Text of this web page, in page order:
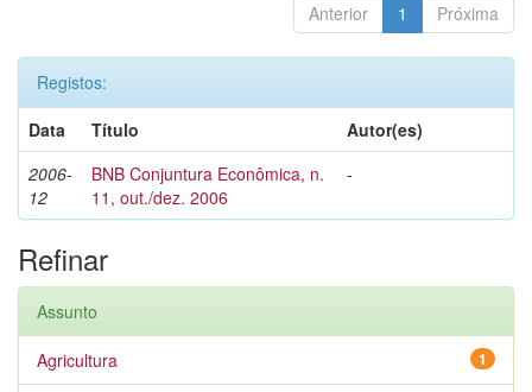
Anterior 1 Próxima
Registos:
Data
Título
Autor(es)
2006-
12
BNB Conjuntura Econômica, n.
11, out./dez. 2006
-
Refinar
Assunto
1
Agricultura